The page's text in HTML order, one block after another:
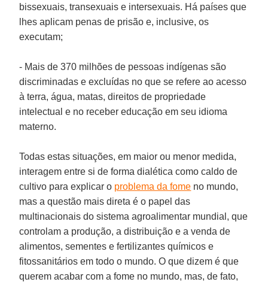
bissexuais, transexuais e intersexuais. Há países que
lhes aplicam penas de prisão e, inclusive, os
executam;
- Mais de 370 milhões de pessoas indígenas são
discriminadas e excluídas no que se refere ao acesso
à terra, água, matas, direitos de propriedade
intelectual e no receber educação em seu idioma
materno.
Todas estas situações, em maior ou menor medida,
interagem entre si de forma dialética como caldo de
cultivo para explicar o problema da fome no mundo,
mas a questão mais direta é o papel das
multinacionais do sistema agroalimentar mundial, que
controlam a produção, a distribuição e a venda de
alimentos, sementes e fertilizantes químicos e
fitossanitários em todo o mundo. O que dizem é que
querem acabar com a fome no mundo, mas, de fato,